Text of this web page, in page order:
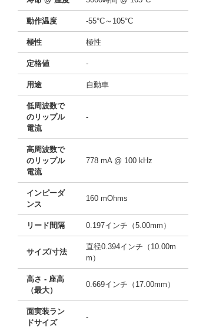
動作温度 -55°C～105°C
極性 極性
定格値 -
用途 自動車
低周波数で
のリップル
電流
-
高周波数で
のリップル
電流
778 mA @ 100 kHz
インピーダ
ンス
160 mOhms
リード間隔 0.197インチ（5.00mm）
サイズ/寸法
直径0.394インチ（10.00m
m）
高さ - 座高
（最大）
0.669インチ（17.00mm）
面実装ラン
ドサイズ
-